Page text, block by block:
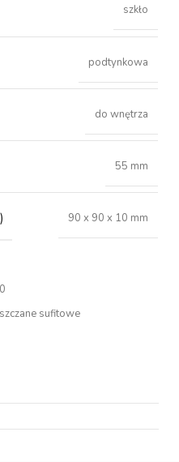
szkło
podtynkowa
do wnętrza
55 mm
90 x 90 x 10 mm
sufitowe